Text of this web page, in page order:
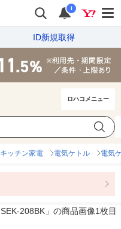
i
ID新規取得
ロハコメニュー
キッチン家電 電気ケトル 電気